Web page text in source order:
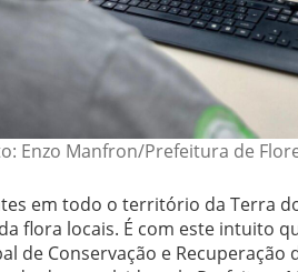
Enzo Manfron/Prefeitura de
em todo o território da Terra
flora locais. É com este intuito
de Conservação e